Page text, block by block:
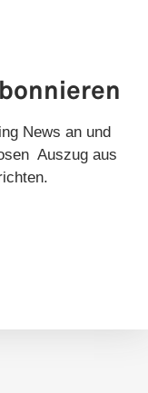
News an und
Auszug aus